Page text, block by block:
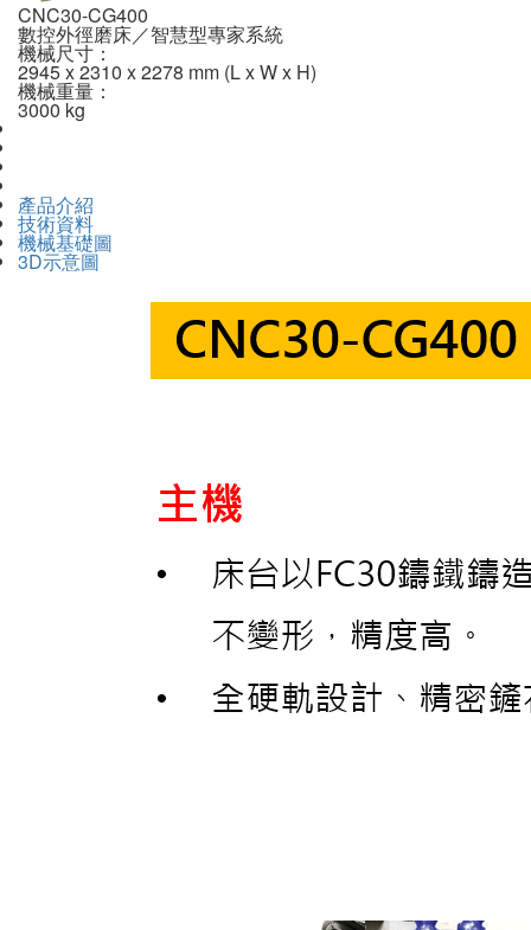
CNC30-CG400
數控外徑磨床／智慧型專家系統
機械尺寸：
2945 x 2310 x 2278 mm (L x W x H)
機械重量：
3000 kg
產品介紹
技術資料
機械基礎圖
3D示意圖